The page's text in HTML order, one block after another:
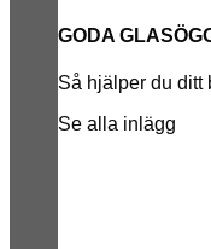
GODA
Så hjälper du ditt
Se alla inlägg